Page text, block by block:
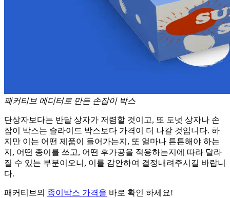
패커티브 에디터로 만든 손잡이 박스
단상자보다는 반달 상자가 저렴할 것이고, 또 도넛 상자나 손
잡이 박스는 슬라이드 박스보다 가격이 더 나갈 것입니다. 하
지만 이는 어떤 제품이 들어가는지, 또 얼마나 튼튼해야 하는
지, 어떤 종이를 쓰고, 어떤 후가공을 적용하는지에 따라 달라
질 수 있는 부분이오니, 이를 감안하여 결정내려주시길 바랍니
다.
패커티브의 종이박스 가격을 바로 확인 하세요!